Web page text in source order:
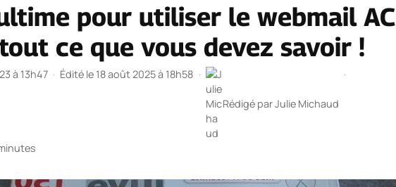
pour utiliser le webmail AC
ce que vous devez savoir !
à 13h47 · Édité le 18 août 2025 à 18h58 ·
Rédigé parJulie Michaud
·